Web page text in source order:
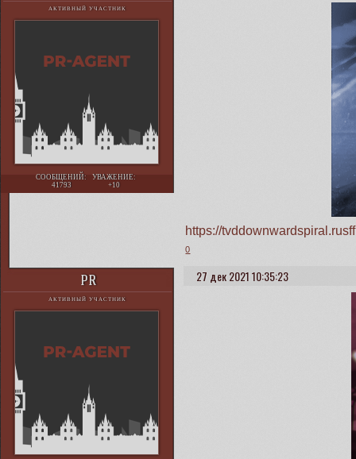
АКТИВНЫЙ УЧАСТНИК
СООБЩЕНИЙ:
41793
УВАЖЕНИЕ:
+10
https://
0
27 дек 2021 10:35:23
PR
АКТИВНЫЙ УЧАСТНИК